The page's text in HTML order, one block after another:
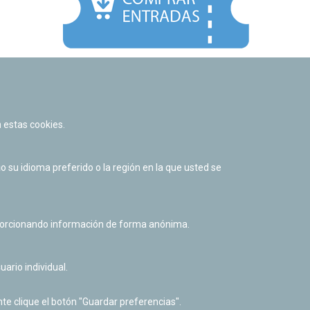
Política de cookies
Derecho de acceso a información pública
cookies.
su idioma preferido o la región en la que usted se
información de forma anónima.
individual.
clique el botón "Guardar preferencias".